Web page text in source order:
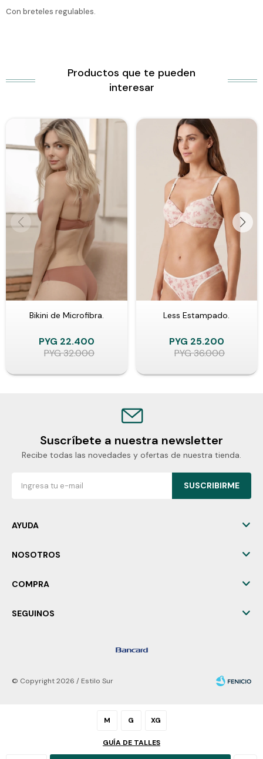
M G XG
GUÍA DE TALLES
Con breteles regulables.
Productos que te pueden
interesar
Bikini de Microfibra.
PYG 22.400
PYG32.000
Less Estampado.
PYG 25.200
PYG36.000
Suscríbete a nuestra newsletter
Recibe todas las novedades y ofertas de nuestra tienda.
SUSCRIBIRME
AYUDA
NOSOTROS
COMPRA
SEGUINOS
© Copyright 2026 / Estilo Sur